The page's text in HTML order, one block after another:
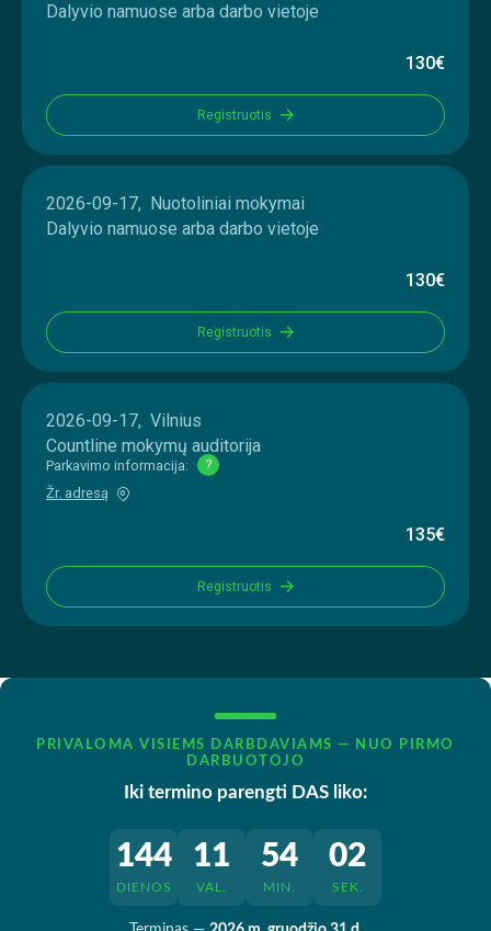
Dalyvio namuose arba darbo vietoje
130€
Registruotis
2026-09-17, Nuotoliniai mokymai
Dalyvio namuose arba darbo vietoje
130€
Registruotis
2026-09-17, Vilnius
Countline mokymų auditorija
Parkavimo informacija:
?
Žr. adresą
135€
Registruotis
PRIVALOMA VISIEMS DARBDAVIAMS — NUO PIRMO
DARBUOTOJO
Iki termino parengti DAS liko:
144
DIENOS
11
VAL.
54
MIN.
01
SEK.